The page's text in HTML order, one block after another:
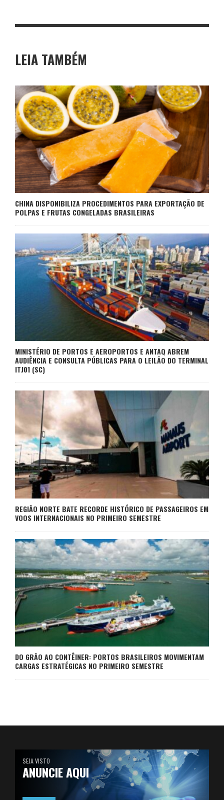
LEIA TAMBÉM
CHINA DISPONIBILIZA PROCEDIMENTOS PARA EXPORTAÇÃO DE
POLPAS E FRUTAS CONGELADAS BRASILEIRAS
MINISTÉRIO DE PORTOS E AEROPORTOS E ANTAQ ABREM
AUDIÊNCIA E CONSULTA PÚBLICAS PARA O LEILÃO DO TERMINAL
ITJ01 (SC)
REGIÃO NORTE BATE RECORDE HISTÓRICO DE PASSAGEIROS EM
VOOS INTERNACIONAIS NO PRIMEIRO SEMESTRE
DO GRÃO AO CONTÊINER: PORTOS BRASILEIROS MOVIMENTAM
CARGAS ESTRATÉGICAS NO PRIMEIRO SEMESTRE
SEJA VISTO
ANUNCIE AQUI